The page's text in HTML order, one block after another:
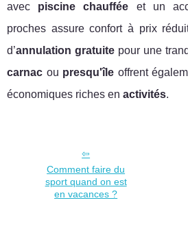
avec piscine chauffée et un
proches assure confort à prix
d’annulation gratuitepour une
carnac ou presqu'île offrent
économiques riches en activités.
Comment faire du
sport quand on est
en vacances ?